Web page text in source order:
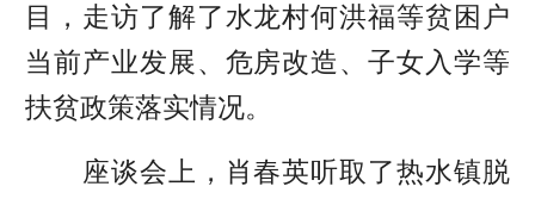
目，走访了解了水龙村何洪福等贫困户
当前产业发展、危房改造、子女入学等
扶贫政策落实情况。
座谈会上，肖春英听取了热水镇脱